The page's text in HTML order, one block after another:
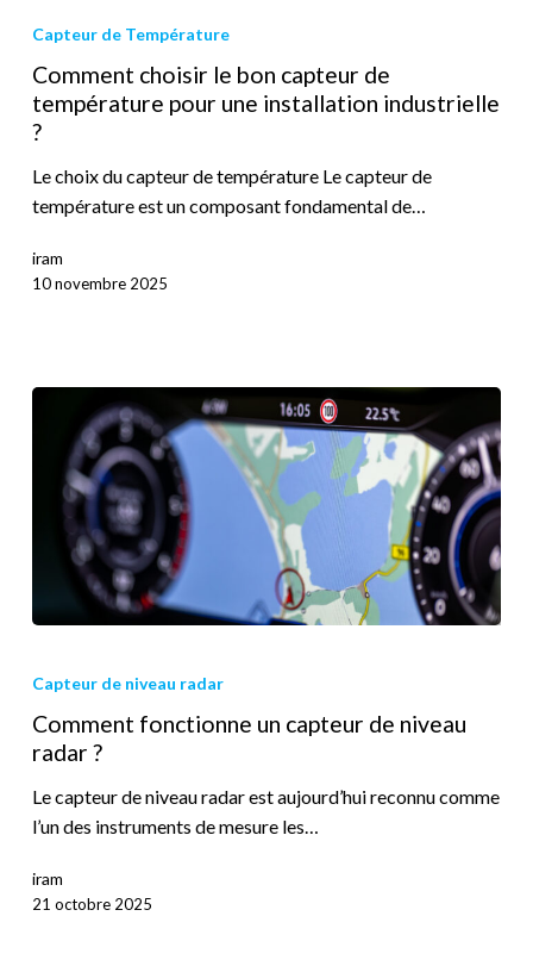
Capteur de Température
Comment choisir le bon capteur de
température pour une installation industrielle
?
Le choix du capteur de température Le capteur de
température est un composant fondamental de…
iram
10 novembre 2025
Capteur de niveau radar
Comment fonctionne un capteur de niveau
radar ?
Le capteur de niveau radar est aujourd’hui reconnu comme
l’un des instruments de mesure les…
iram
21 octobre 2025